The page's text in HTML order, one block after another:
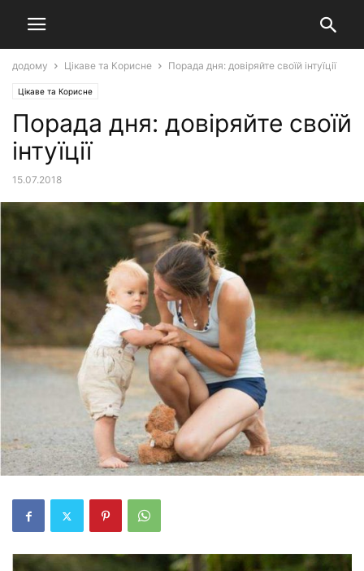
додому Цікаве та Корисне Порада дня: довіряйте своїй інтуїції
Цікаве та Корисне
Порада дня: довіряйте своїй
інтуїції
15.07.2018